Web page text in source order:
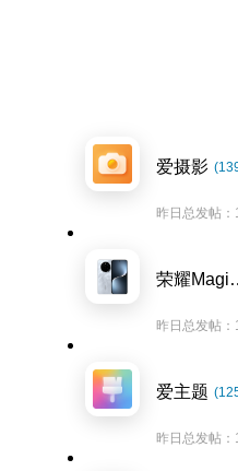
爱摄影
昨日总发帖：
荣耀
昨日总发帖：
爱主题
昨日总发帖：